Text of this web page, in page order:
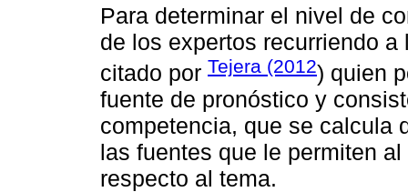
Para determinar el nivel de
de los expertos recurriendo
citado por Tejera (2012) quien
fuente de pronóstico y
competencia, que se calcula
las fuentes que le permiten
respecto al tema.